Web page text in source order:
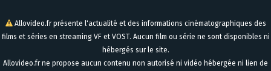
Allovideo.fr présente l'actualité et des informations cinématographiques des
films et séries en streaming VF et VOST. Aucun film ou série ne sont disponibles ni
hébergés sur le site.
Allovideo.fr ne propose aucun contenu non autorisé ni vidéo hébergée ni lien de